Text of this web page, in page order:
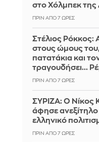
στο Χόλμπεκ της
ΠΡΙΝ ΑΠΌ 7 ΏΡΕΣ
Στέλιος Ρόκκος:
στους ώμους
πατατάκια και
τραγουδήσει...
ΠΡΙΝ ΑΠΌ 7 ΏΡΕΣ
ΣΥΡΙΖΑ: Ο Νίκος
άφησε
ελληνικό
ΠΡΙΝ ΑΠΌ 7 ΏΡΕΣ